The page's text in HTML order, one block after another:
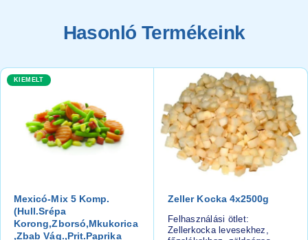
Hasonló Termékeink
KIEMELT
Mexicó-Mix 5 Komp.
(hull.srépa
Korong,zborsó,mkukorica
,zbab Vág.,prit.paprika
Zeller Kocka 4x2500g
Felhasználási ötlet:
Zellerkocka levesekhez,